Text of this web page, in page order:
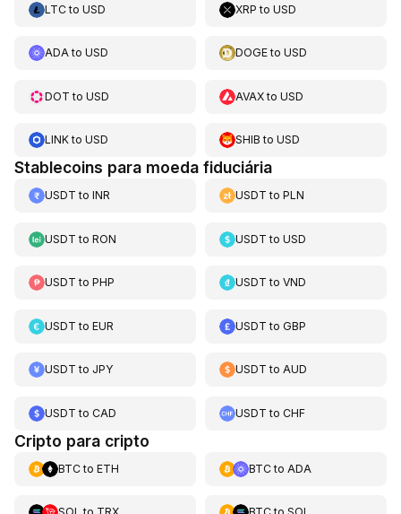
LTCto USD XRP toUSD
ADAto USD DOGEtoUSD
DOT to USD AVAXtoUSD
LINKto USD SHIB toUSD
Stablecoins para moeda fiduciária
USDT to INR USDT toPLN
USDT to RON USDT toUSD
USDT to PHP USDT toVND
USDT to EUR USDT toGBP
USDT to JPY USDT toAUD
USDT to CAD USDT toCHF
Cripto para cripto
BTCto ETH BTCto ADA